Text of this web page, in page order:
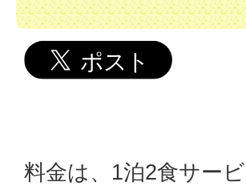
料金は、1泊2食サー